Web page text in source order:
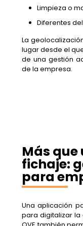
Limpieza o
Diferentes
La
lugar desde el
de una gestión
de la empresa.
Más
fichaje:
para
Una aplicación
para digitalizar